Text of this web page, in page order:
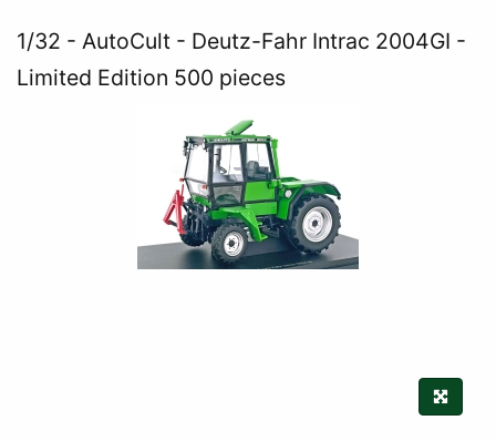
1/32
AutoCult - Deutz-Fahr Intrac 2004GI -
Limited Edition 500 pieces